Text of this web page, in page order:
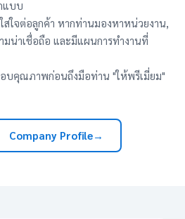
แบบ
ใจต่อลูกค้า หากท่านมองหาหน่วยงาน,
น่าเชื่อถือ และมีแผนการทำงานที่
บคุณภาพก่อนถึงมือท่าน "ให้พรีเมี่ยม"
Company Profile→